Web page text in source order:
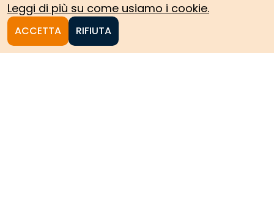
Leggi di più su come usiamo i cookie.
ACCETTA RIFIUTA